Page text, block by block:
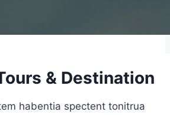
& Destination
habentia spectent tonitrua